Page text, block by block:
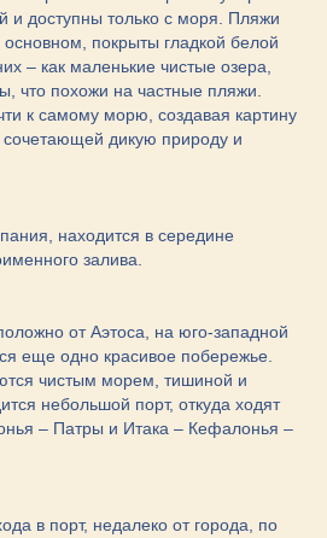
и доступны только с моря. Пляжи
покрыты гладкой белой
– как маленькие чистые озера,
что похожи на частные пляжи.
к самому морю, создавая картину
дикую природу и
находится в середине
залива.
от Аэтоса, на юго-западной
еще одно красивое побережье.
чистым морем, тишиной и
небольшой порт, откуда ходят
– Патры и Итака – Кефалонья –
в порт, недалеко от города, по